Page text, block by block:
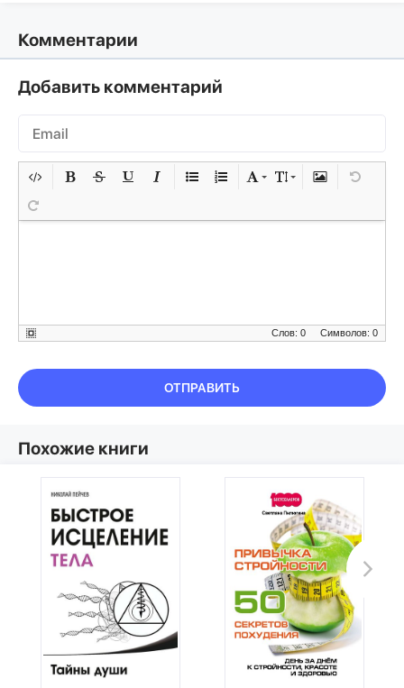
Комментарии
Добавить комментарий
Символов: 0
Слов: 0
ОТПРАВИТЬ
Похожие книги